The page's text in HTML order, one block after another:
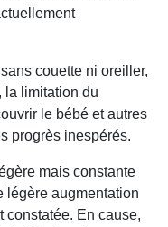
couette ni oreiller,
la limitation du
le bébé et autres
progrès inespérés.
mais constante
légère augmentation
constatée. En cause,